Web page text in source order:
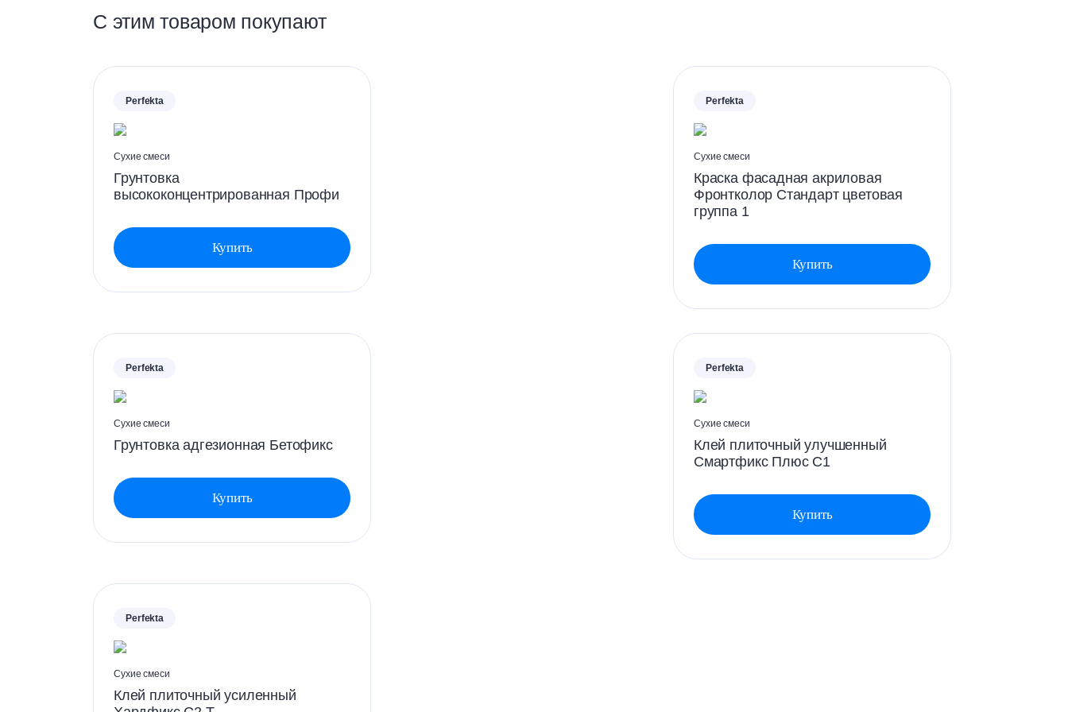
С этим товаром покупают
Perfekta
Сухие смеси
Грунтовка
высококонцентрированная Профи
Купить
Perfekta
Сухие смеси
Краска фасадная акриловая
Фронтколор Стандарт цветовая
группа 1
Купить
Perfekta
Сухие смеси
Грунтовка адгезионная Бетофикс
Купить
Perfekta
Сухие смеси
Клей плиточный улучшенный
Смартфикс Плюс C1
Купить
Perfekta
Сухие смеси
Клей плиточный усиленный